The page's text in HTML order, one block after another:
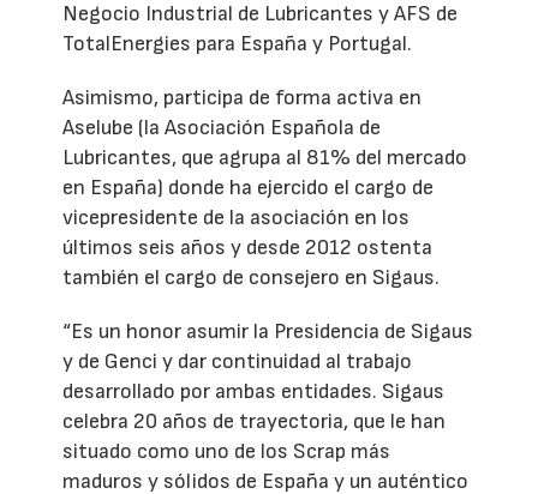
Negocio Industrial de Lubricantes y AFS de
TotalEnergies para España y Portugal.
Asimismo, participa de forma activa en
Aselube (la Asociación Española de
Lubricantes, que agrupa al 81% del mercado
en España) donde ha ejercido el cargo de
vicepresidente de la asociación en los
últimos seis años y desde 2012 ostenta
también el cargo de consejero en Sigaus.
“Es un honor asumir la Presidencia de Sigaus
y de Genci y dar continuidad al trabajo
desarrollado por ambas entidades. Sigaus
celebra 20 años de trayectoria, que le han
situado como uno de los Scrap más
maduros y sólidos de España y un auténtico